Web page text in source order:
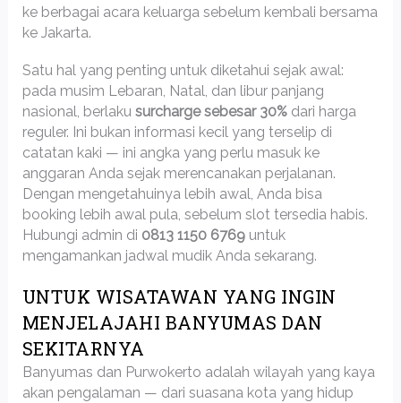
ke berbagai acara keluarga sebelum kembali bersama
ke Jakarta.
Satu hal yang penting untuk diketahui sejak awal:
pada musim Lebaran, Natal, dan libur panjang
nasional, berlaku surcharge sebesar 30%dari harga
reguler. Ini bukan informasi kecil yang terselip di
catatan kaki — ini angka yang perlu masuk ke
anggaran Anda sejak merencanakan perjalanan.
Dengan mengetahuinya lebih awal, Anda bisa
booking lebih awal pula, sebelum slot tersedia habis.
Hubungi admin di 0813 1150 6769untuk
mengamankan jadwal mudik Anda sekarang.
UNTUK WISATAWAN YANG INGIN
MENJELAJAHI BANYUMAS DAN
SEKITARNYA
Banyumas dan Purwokerto adalah wilayah yang kaya
akan pengalaman — dari suasana kota yang hidup